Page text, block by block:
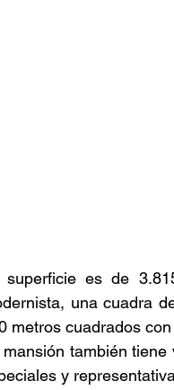
superficie es de
una cuadra
metros cuadrados
mansión también
y